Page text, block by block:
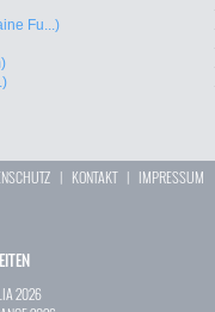
Fu...)
| KONTAKT| IMPRESSUM
2026